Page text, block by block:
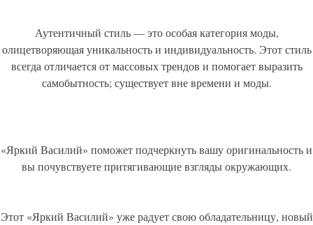
Аутентичный стиль — это особая категория моды,
олицетворяющая уникальность и индивидуальность. Этот стиль
всегда отличается от массовых трендов и помогает выразить
самобытность; существует вне времени и моды.
«Яркий Василий» поможет подчеркнуть вашу оригинальность и
вы почувствуете притягивающие взгляды окружающих.
Этот «Яркий Василий» уже радует свою обладательницу, новый